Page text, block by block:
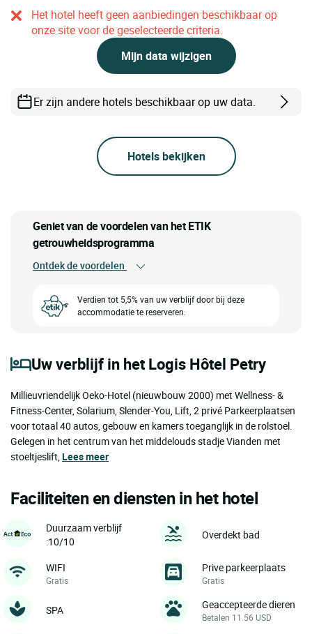
Het hotel heeft geen aanbiedingen beschikbaar op
onze site voor de geselecteerde criteria.
Mijn data wijzigen
Er zijn andere hotels beschikbaar op uw data.
Hotels bekijken
Geniet van de voordelen van het ETIK
getrouwheidsprogramma
Ontdek de voordelen
Verdien tot 5,5% van uw verblijf door bij deze
accommodatie te reserveren.
Uw verblijf in het Logis Hôtel Petry
Millieuvriendelijk Oeko-Hotel (nieuwbouw 2000) met Wellness- &
Fitness-Center, Solarium, Slender-You, Lift, 2 privé Parkeerplaatsen
voor totaal 40 autos, gebouw en kamers toeganglijk in de rolstoel.
Gelegen in het centrum van het middelouds stadje Vianden met
stoeltjeslift,Lees meer
Faciliteiten en diensten in het hotel
Duurzaam verblijf
:10/10
Overdekt bad
WIFI
Gratis
Prive parkeerplaats
Gratis
SPA Geaccepteerde dieren
Betalen 11.56 USD